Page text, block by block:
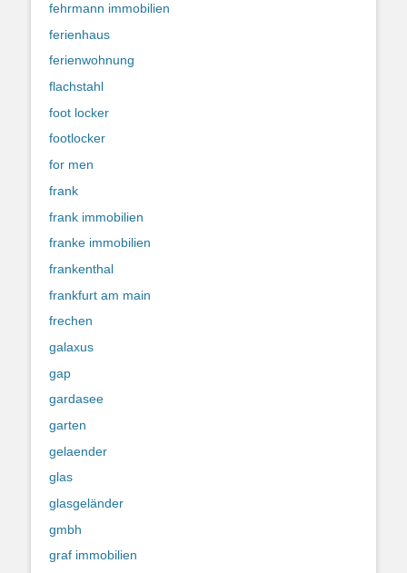
fehrmann immobilien
ferienhaus
ferienwohnung
flachstahl
foot locker
footlocker
for men
frank
frank immobilien
franke immobilien
frankenthal
frankfurt am main
frechen
galaxus
gap
gardasee
garten
gelaender
glas
glasgeländer
gmbh
graf immobilien